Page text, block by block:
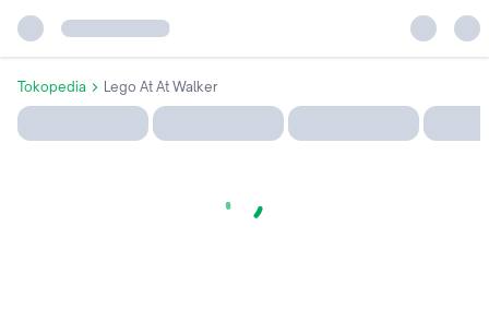
Tokopedia Lego At At Walker